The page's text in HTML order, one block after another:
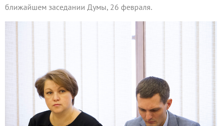
ближайшем заседании Думы, 26 февраля.